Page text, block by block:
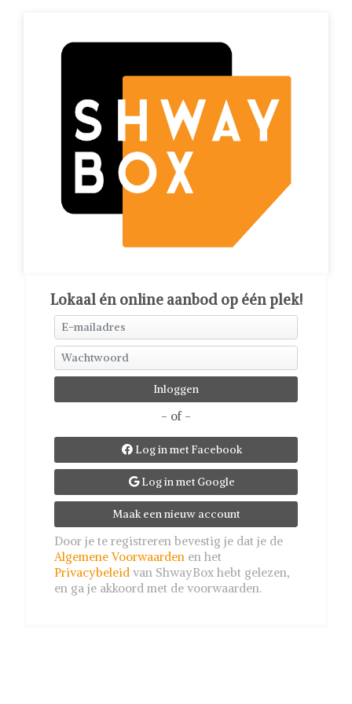
Lokaal én online aanbod op één plek!
- of -
Log in met Facebook
Log in met Google
Maak een nieuw account
Door je te registreren bevestig je dat je de
Algemene Voorwaarden en het
Privacybeleid van ShwayBox hebt gelezen,
en ga je akkoord met de voorwaarden.